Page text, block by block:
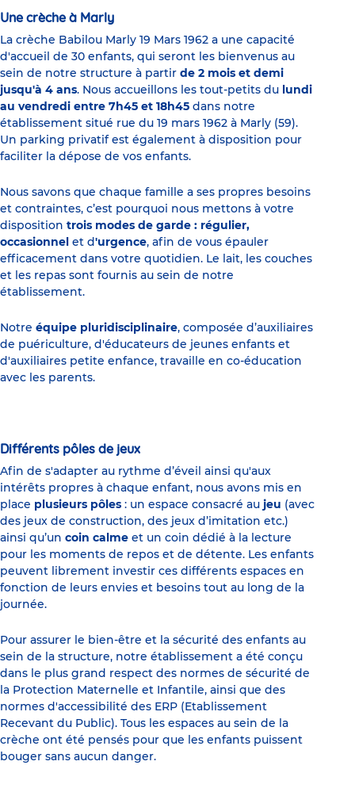
Une crèche à Marly
La crèche Babilou Marly 19 Mars 1962 a une capacité
d'accueil de 30 enfants, qui seront les bienvenus au
sein de notre structure à partir de 2 mois et demi
jusqu'à 4 ans. Nous accueillons les tout-petits du lundi
au vendredi entre 7h45 et 18h45 dans notre
établissement situé rue du 19 mars 1962 à Marly (59).
Un parking privatif est également à disposition pour
faciliter la dépose de vos enfants.
Nous savons que chaque famille a ses propres besoins
et contraintes, c’est pourquoi nous mettons à votre
disposition trois modes de garde : régulier,
occasionnel et d'urgence, afin de vous épauler
efficacement dans votre quotidien. Le lait, les couches
et les repas sont fournis au sein de notre
établissement.
Notre équipe pluridisciplinaire, composée d’auxiliaires
de puériculture, d'éducateurs de jeunes enfants et
d'auxiliaires petite enfance, travaille en co-éducation
avec les parents.
Différents pôles de jeux
Afin de s'adapter au rythme d’éveil ainsi qu'aux
intérêts propres à chaque enfant, nous avons mis en
place plusieurs pôles : un espace consacré au jeu (avec
des jeux de construction, des jeux d’imitation etc.)
ainsi qu’un coin calme et un coin dédié à la lecture
pour les moments de repos et de détente. Les enfants
peuvent librement investir ces différents espaces en
fonction de leurs envies et besoins tout au long de la
journée.
Pour assurer le bien-être et la sécurité des enfants au
sein de la structure, notre établissement a été conçu
dans le plus grand respect des normes de sécurité de
la Protection Maternelle et Infantile, ainsi que des
normes d'accessibilité des ERP (Etablissement
Recevant du Public). Tous les espaces au sein de la
crèche ont été pensés pour que les enfants puissent
bouger sans aucun danger.